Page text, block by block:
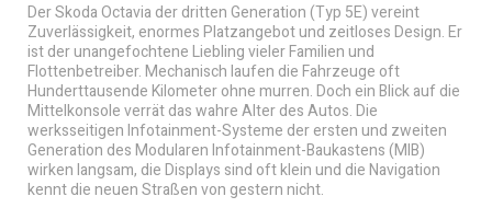
Der Skoda Octavia der dritten Generation (Typ 5E) vereint
Zuverlässigkeit, enormes Platzangebot und zeitloses Design. Er
ist der unangefochtene Liebling vieler Familien und
Flottenbetreiber. Mechanisch laufen die Fahrzeuge oft
Hunderttausende Kilometer ohne murren. Doch ein Blick auf die
Mittelkonsole verrät das wahre Alter des Autos. Die
werksseitigen Infotainment-Systeme der ersten und zweiten
Generation des Modularen Infotainment-Baukastens (MIB)
wirken langsam, die Displays sind oft klein und die Navigation
kennt die neuen Straßen von gestern nicht.